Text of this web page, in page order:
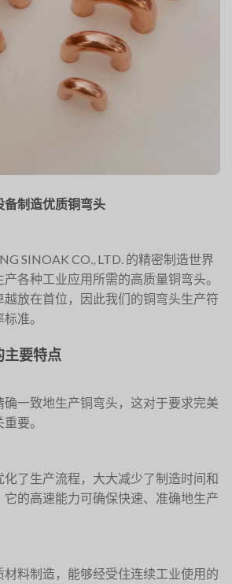
备制造优质铜弯头
SINOAK CO., LTD. 的精密制造世界
各种工业应用所需的高质量铜弯头。
越放在首位，因此我们的铜弯头生产符
准。
主要特点
一致地生产铜弯头，这对于要求完美
要。
了生产流程，大大减少了制造时间和
的高速能力可确保快速、准确地生产
料制造，能够经受住连续工业使用的